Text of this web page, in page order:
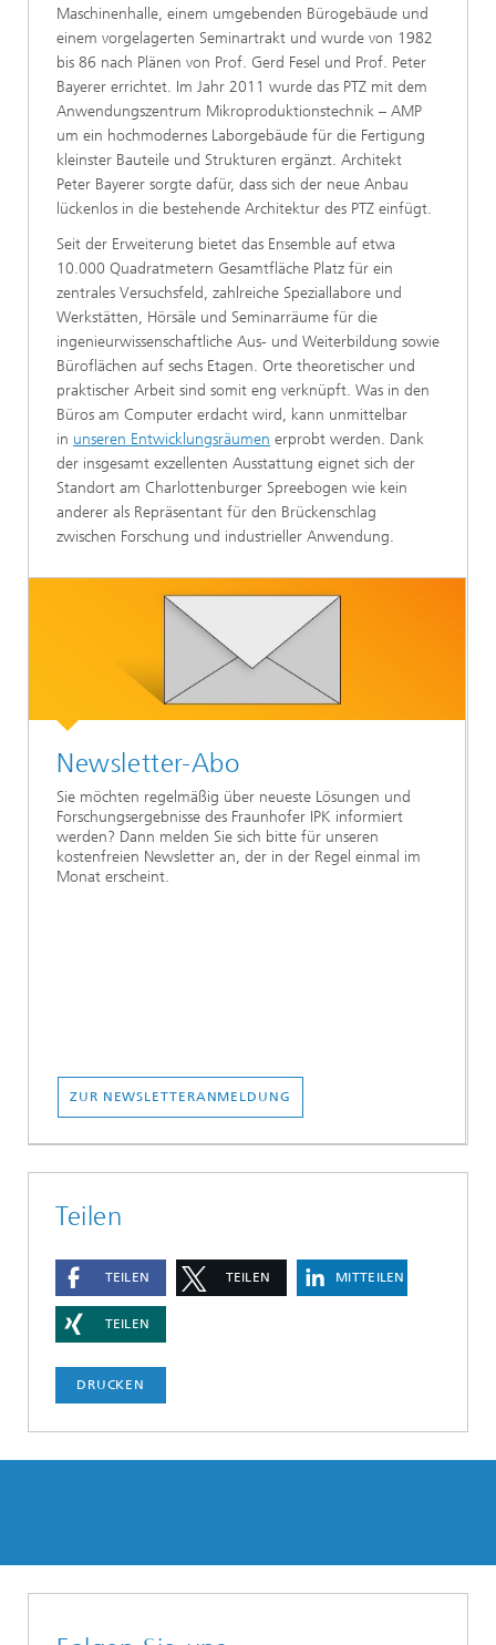
Maschinenhalle, einem umgebenden Bürogebäude und
einem vorgelagerten Seminartrakt und wurde von 1982
bis 86 nach Plänen von Prof. Gerd Fesel und Prof. Peter
Bayerer errichtet. Im Jahr 2011 wurde das PTZ mit dem
Anwendungszentrum Mikroproduktionstechnik – AMP
um ein hochmodernes Laborgebäude für die Fertigung
kleinster Bauteile und Strukturen ergänzt. Architekt
Peter Bayerer sorgte dafür, dass sich der neue Anbau
lückenlos in die bestehende Architektur des PTZ einfügt.
Seit der Erweiterung bietet das Ensemble auf etwa
10.000 Quadratmetern Gesamtfläche Platz für ein
zentrales Versuchsfeld, zahlreiche Speziallabore und
Werkstätten, Hörsäle und Seminarräume für die
ingenieurwissenschaftliche Aus- und Weiterbildung sowie
Büroflächen auf sechs Etagen. Orte theoretischer und
praktischer Arbeit sind somit eng verknüpft. Was in den
Büros am Computer erdacht wird, kann unmittelbar
in unseren Entwicklungsräumen erprobt werden. Dank
der insgesamt exzellenten Ausstattung eignet sich der
Standort am Charlottenburger Spreebogen wie kein
anderer als Repräsentant für den Brückenschlag
zwischen Forschung und industrieller Anwendung.
Newsletter-Abo
Sie möchten regelmäßig über neueste Lösungen und
Forschungsergebnisse des Fraunhofer IPK informiert
werden? Dann melden Sie sich bitte für unseren
kostenfreien Newsletter an, der in der Regel einmal im
Monat erscheint.
ZUR NEWSLETTERANMELDUNG
Teilen
TEILEN TEILEN MITTEILEN
TEILEN
DRUCKEN